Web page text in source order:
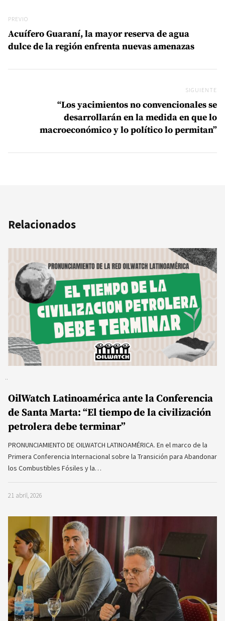
Previo
PREVIO
Acuífero Guaraní, la mayor reserva de agua
dulce de la región enfrenta nuevas amenazas
SIGUIENTE
“Los yacimientos no convencionales se
desarrollarán en la medida en que lo
macroeconómico y lo político lo permitan”
Relacionados
OilWatch Latinoamérica ante la Conferencia
de Santa Marta: “El tiempo de la civilización
petrolera debe terminar”
PRONUNCIAMIENTO DE OILWATCH LATINOAMÉRICA. En el marco de la
Primera Conferencia Internacional sobre la Transición para Abandonar
los Combustibles Fósiles y la…
21 abril, 2026